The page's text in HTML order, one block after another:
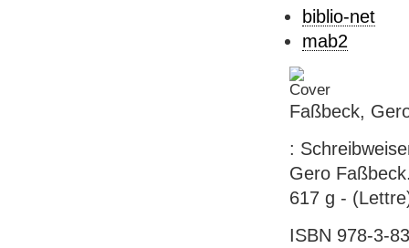
biblio-net
mab2
Faßbeck,
:
Gero
617 g -
ISBN 978-3-